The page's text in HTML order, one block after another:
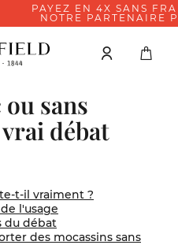
FRAIS AVEC
PAYPAL
sans
débat
t-il vraiment ?
l'usage
du débat
des mocassins sans